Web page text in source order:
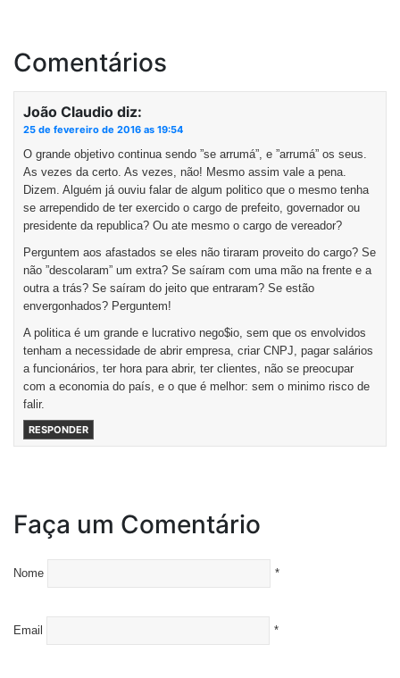
Comentários
João Claudio diz:
25 de fevereiro de 2016 as 19:54
O grande objetivo continua sendo ”se arrumá”, e ”arrumá” os seus.
As vezes da certo. As vezes, não! Mesmo assim vale a pena.
Dizem. Alguém já ouviu falar de algum politico que o mesmo tenha
se arrependido de ter exercido o cargo de prefeito, governador ou
presidente da republica? Ou ate mesmo o cargo de vereador?
Perguntem aos afastados se eles não tiraram proveito do cargo? Se
não ”descolaram” um extra? Se saíram com uma mão na frente e a
outra a trás? Se saíram do jeito que entraram? Se estão
envergonhados? Perguntem!
A politica é um grande e lucrativo nego$io, sem que os envolvidos
tenham a necessidade de abrir empresa, criar CNPJ, pagar salários
a funcionários, ter hora para abrir, ter clientes, não se preocupar
com a economia do país, e o que é melhor: sem o minimo risco de
falir.
RESPONDER
Faça um Comentário
Nome *
Email *